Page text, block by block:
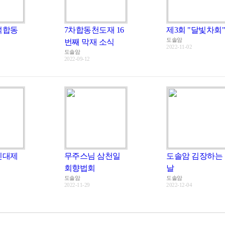
합동
7차합동천도재 16
번째 막재 소식
도솔암
2022-09-12
제3회 "달빛차회"
도솔암
2022-11-02
제
무주스님 삼천일
회향법회
도솔암
2022-11-29
도솔암 김장하는
날
도솔암
2022-12-04